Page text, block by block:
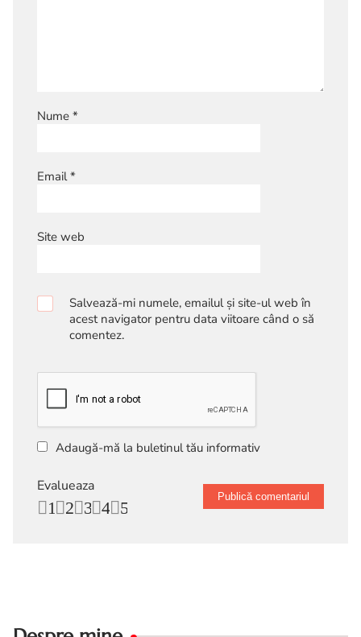
Nume *
Email*
Site web
Salvează-mi numele, emailul și site-ul web în
acest navigator pentru data viitoare când o să
comentez.
Adaugă-mă la buletinul tău informativ
Evalueaza
5
4
3
2
1